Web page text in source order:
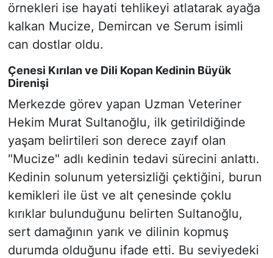
örnekleri ise hayati tehlikeyi atlatarak ayağa
kalkan Mucize, Demircan ve Serum isimli
can dostlar oldu.
Çenesi Kırılan ve Dili Kopan Kedinin Büyük
Direnişi
Merkezde görev yapan Uzman Veteriner
Hekim Murat Sultanoğlu, ilk getirildiğinde
yaşam belirtileri son derece zayıf olan
"Mucize" adlı kedinin tedavi sürecini anlattı.
Kedinin solunum yetersizliği çektiğini, burun
kemikleri ile üst ve alt çenesinde çoklu
kırıklar bulunduğunu belirten Sultanoğlu,
sert damağının yarık ve dilinin kopmuş
durumda olduğunu ifade etti. Bu seviyedeki